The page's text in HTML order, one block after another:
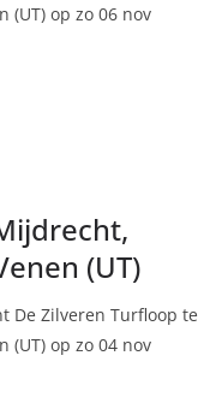
(UT) op zo 06 nov
(UT)
De Zilveren Turfloop te
(UT) op zo 04 nov